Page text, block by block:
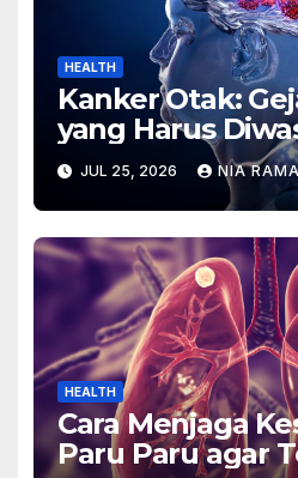
HEALTH
Kanker Otak:
yang Harus
DiniJUL 25, 2026 NIA
HEALTH
Cara Menjaga
Paru Paru agar